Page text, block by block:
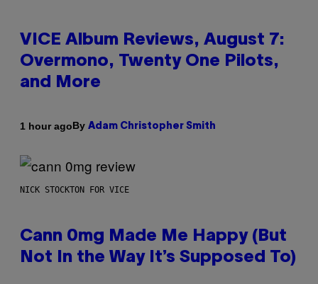
VICE Album Reviews, August 7:
Overmono, Twenty One Pilots,
and More
1 hour agoBy Adam Christopher Smith
NICK STOCKTON FOR VICE
Cann 0mg Made Me Happy (But
Not In the Way It’s Supposed To)